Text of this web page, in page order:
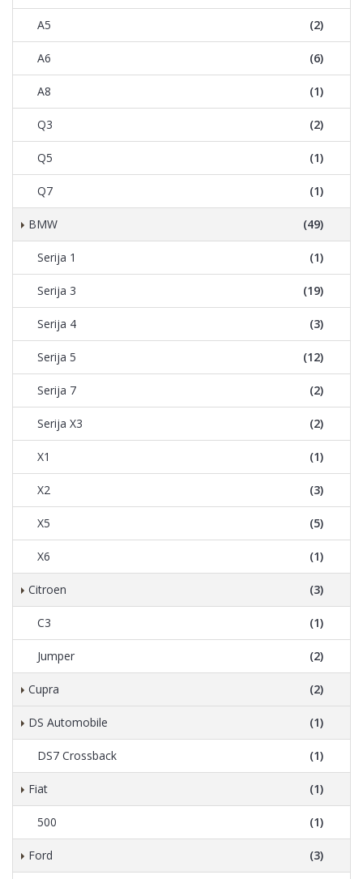
A5 (2)
A6 (6)
A8 (1)
Q3 (2)
Q5 (1)
Q7 (1)
BMW (49)
Serija 1 (1)
Serija 3 (19)
Serija 4 (3)
Serija 5 (12)
Serija 7 (2)
Serija X3 (2)
X1 (1)
X2 (3)
X5 (5)
X6 (1)
Citroen (3)
C3 (1)
Jumper (2)
Cupra (2)
DS Automobile (1)
DS7 Crossback (1)
Fiat (1)
500 (1)
Ford (3)